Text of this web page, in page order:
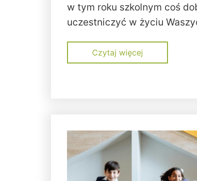
w tym roku szkolnym coś
uczestniczyć w życiu
Czytaj więcej